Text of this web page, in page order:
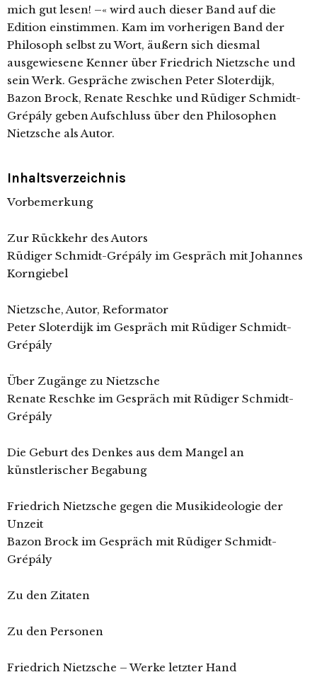
mich gut lesen! –« wird auch dieser Band auf die
Edition einstimmen. Kam im vorherigen Band der
Philosoph selbst zu Wort, äußern sich diesmal
ausgewiesene Kenner über Friedrich Nietzsche und
sein Werk. Gespräche zwischen Peter Sloterdijk,
Bazon Brock, Renate Reschke und Rüdiger Schmidt-
Grépály geben Aufschluss über den Philosophen
Nietzsche als Autor.
Inhaltsverzeichnis
Vorbemerkung
Zur Rückkehr des Autors
Rüdiger Schmidt-Grépály im Gespräch mit Johannes
Korngiebel
Nietzsche, Autor, Reformator
Peter Sloterdijk im Gespräch mit Rüdiger Schmidt-
Grépály
Über Zugänge zu Nietzsche
Renate Reschke im Gespräch mit Rüdiger Schmidt-
Grépály
Die Geburt des Denkes aus dem Mangel an
künstlerischer Begabung
Friedrich Nietzsche gegen die Musikideologie der
Unzeit
Bazon Brock im Gespräch mit Rüdiger Schmidt-
Grépály
Zu den Zitaten
Zu den Personen
Friedrich Nietzsche – Werke letzter Hand